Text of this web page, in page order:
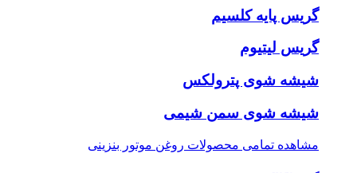
گریس پایه کلسیم
گریس لیتیوم
شیشه شوی پترولکس
شیشه شوی سمن شیمی
مشاهده تمامی محصولات روغن موتور بنزینی